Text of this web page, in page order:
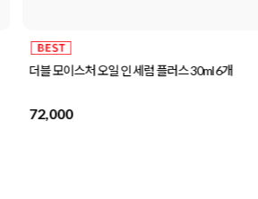
더블 모이스처 오일 인 세럼 플러스 30ml 6개
72,000